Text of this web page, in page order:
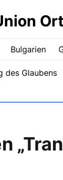
Bulgarien
des Glaubens